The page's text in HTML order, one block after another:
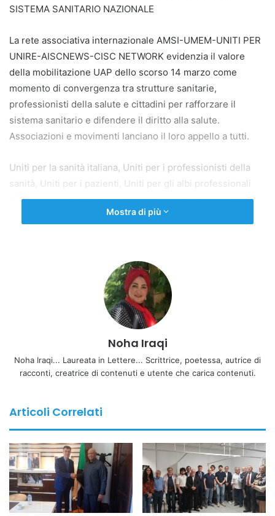
SISTEMA SANITARIO NAZIONALE
La rete associativa internazionale AMSI-UMEM-UNITI PER
UNIRE-AISCNEWS-CISC NETWORK evidenzia il valore
della mobilitazione UAP dello scorso 14 marzo come
momento di convergenza tra strutture sanitarie,
professionisti della salute e cittadini per rafforzare il
sistema sanitario e difendere il diritto alla salute.
Associazioni e movimenti lanciano il loro appello a tutti.
Uniti per la sanità italiana, Uniti per i professionisti della
sanità, Uniti per i pazienti, Uniti per gli albi professionali
più rappresentativi e aperti a tutti senza distinzione.
scelto il Teatro Brancaccio di Roma per la propria
annunciata manifestazione nazionale, una mobilitazione,
quella di sabato 14 marzo, che ha riportato al centro del
confronto pubblico il tema dell’unificazione delle tariffe per
le prestazioni sanitarie e della necessità di garantire
regole uniformi nel sistema sanitario italiano.
Al centro della mobilitazione la richiesta di superare le
privata accreditata, sanità privata autorizzata e farmacie,
Lo slogan scelto per l’iniziativa è stato “Stesse cure, stesse
regole”, con la partecipazione della nostra rete associativa
e numerose sigle del mondo sanitario tra cui Aisi , Anmed,
Mostra di più
Noha Iraqi
Noha Iraqi... Laureata in Lettere... Scrittrice, poetessa, autrice di
racconti, creatrice di contenuti e utente che carica contenuti.
Articoli Correlati